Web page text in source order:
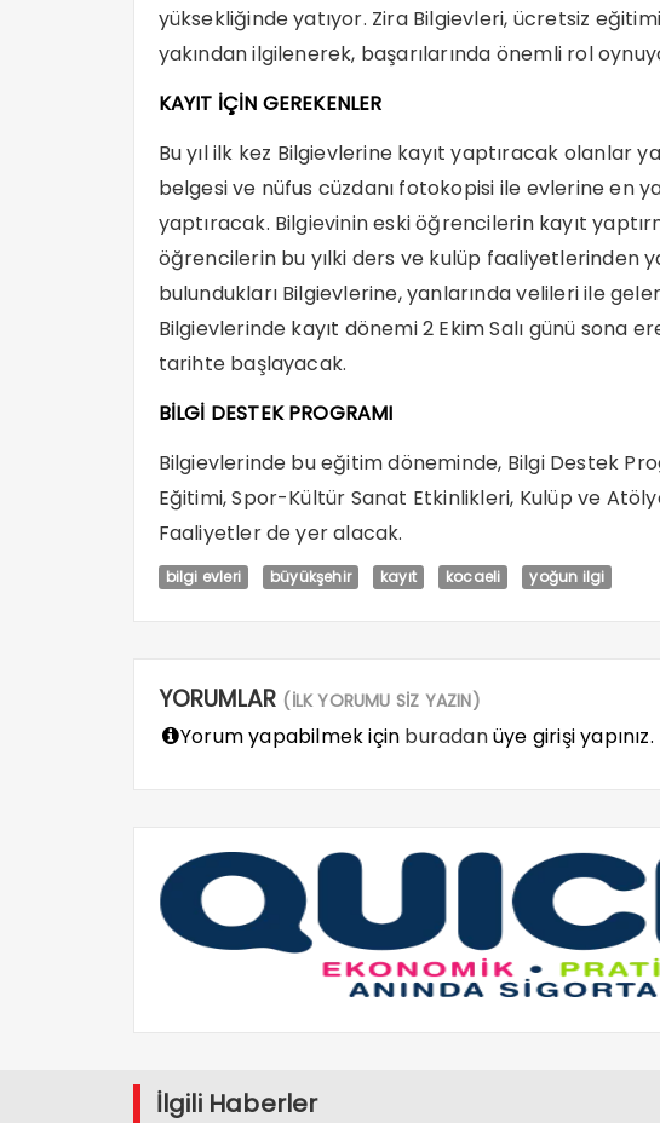
yüksekliğinde yatıyor. Zira Bilgievleri, ücretsiz
yakından ilgilenerek, başarılarında önemli rol
KAYIT İÇİN GEREKENLER
Bu yıl ilk kez Bilgievlerine kayıt yaptıracak olanlar
belgesi ve nüfus cüzdanı fotokopisi ile evlerine en
yaptıracak. Bilgievinin eski öğrencilerin kayıt
öğrencilerin bu yılki ders ve kulüp faaliyetlerinden
bulundukları Bilgievlerine, yanlarında velileri ile
Bilgievlerinde kayıt dönemi 2 Ekim Salı günü sona
tarihte başlayacak.
BİLGİ DESTEK PROGRAMI
Bilgievlerinde bu eğitim döneminde, Bilgi Destek
Eğitimi, Spor-Kültür Sanat Etkinlikleri, Kulüp ve
Faaliyetler de yer alacak.
bilgi evleri büyükşehir kayıt kocaeli yoğun ilgi
YORUMLAR (İLK YORUMU SİZ YAZIN)
Yorum yapabilmek için buradanüye girişi yapınız.
İlgili Haberler